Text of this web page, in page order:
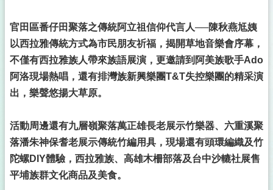
官田區番仔田聚落之傳統阿立祖信仰代言人──陳秋燕尪姨
以西拉雅傳統方式為市民朋友祈福，揭開草地音樂會序幕，
不僅有西拉雅族人帶來族語展演，更邀請到阿美族歌手Ado
阿洛現場熱唱，還有排灣族新興樂團T&T失控樂團的精采演
出，樂聲悠揚大草原。
活動周邊還有九層嶺聚落萬正雄長老展示竹樂器、六重溪聚
落潘朱神保耆老展示傳統竹編用具，現場還有頭環編織及竹
陀螺DIY體驗，西拉雅族、高雄木柵部落及台中沙轆社展售
平埔族群文化商品及美食。